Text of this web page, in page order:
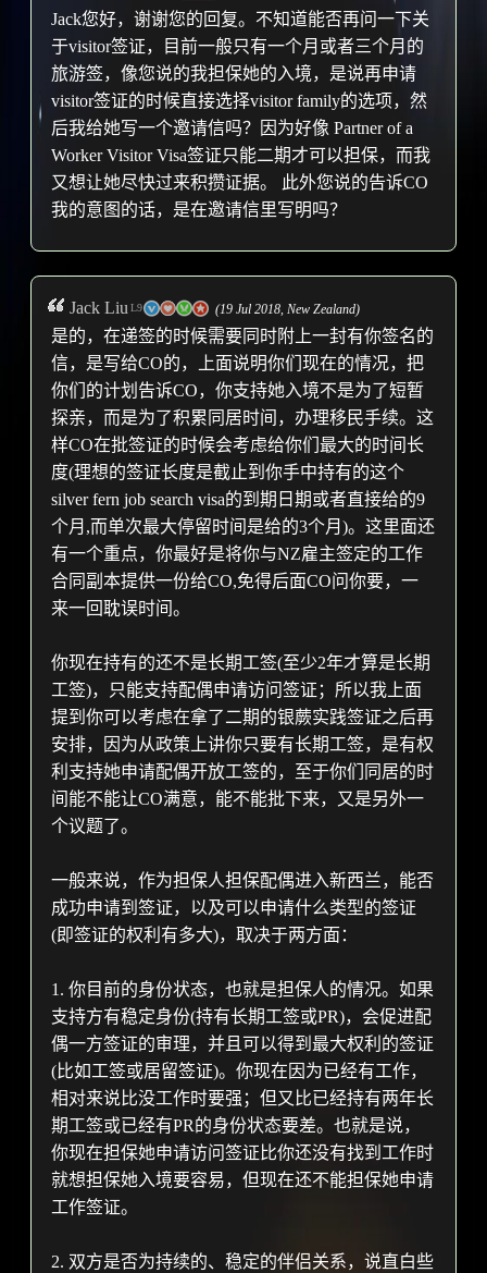
Jack您好，谢谢您的回复。不知道能否再问一下关
于visitor签证，目前一般只有一个月或者三个月的
旅游签，像您说的我担保她的入境，是说再申请
visitor签证的时候直接选择visitor family的选项，然
后我给她写一个邀请信吗？因为好像 Partner of a
Worker Visitor Visa签证只能二期才可以担保，而我
又想让她尽快过来积攒证据。 此外您说的告诉CO
我的意图的话，是在邀请信里写明吗？
Jack Liu L9 (19 Jul 2018, New Zealand)
是的，在递签的时候需要同时附上一封有你签名的
信，是写给CO的，上面说明你们现在的情况，把
你们的计划告诉CO，你支持她入境不是为了短暂
探亲，而是为了积累同居时间，办理移民手续。这
样CO在批签证的时候会考虑给你们最大的时间长
度(理想的签证长度是截止到你手中持有的这个
silver fern job search visa的到期日期或者直接给的9
个月,而单次最大停留时间是给的3个月)。这里面还
有一个重点，你最好是将你与NZ雇主签定的工作
合同副本提供一份给CO,免得后面CO问你要，一
来一回耽误时间。
你现在持有的还不是长期工签(至少2年才算是长期
工签)，只能支持配偶申请访问签证；所以我上面
提到你可以考虑在拿了二期的银蕨实践签证之后再
安排，因为从政策上讲你只要有长期工签，是有权
利支持她申请配偶开放工签的，至于你们同居的时
间能不能让CO满意，能不能批下来，又是另外一
个议题了。
一般来说，作为担保人担保配偶进入新西兰，能否
成功申请到签证，以及可以申请什么类型的签证
(即签证的权利有多大)，取决于两方面：
1. 你目前的身份状态，也就是担保人的情况。如果
支持方有稳定身份(持有长期工签或PR)，会促进配
偶一方签证的审理，并且可以得到最大权利的签证
(比如工签或居留签证)。你现在因为已经有工作，
相对来说比没工作时要强；但又比已经持有两年长
期工签或已经有PR的身份状态要差。也就是说，
你现在担保她申请访问签证比你还没有找到工作时
就想担保她入境要容易，但现在还不能担保她申请
工作签证。
2. 双方是否为持续的、稳定的伴侣关系，说直白些